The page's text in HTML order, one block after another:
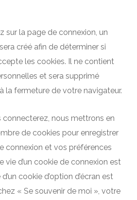
sur la page de connexion, un
créé afin de déterminer si
les cookies. Il ne contient
et sera supprimé
la fermeture de votre navigateur.
connecterez, nous mettrons en
de cookies pour enregistrer
connexion et vos préférences
vie d’un cookie de connexion est
cookie d’option d’écran est
« Se souvenir de moi », votre